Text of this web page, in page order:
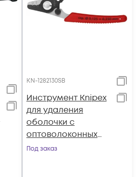
KN-1282130SB
Инструмент Knipex
для удаления
оболочки с
оптоволоконных
кабелей KN-
Под заказ